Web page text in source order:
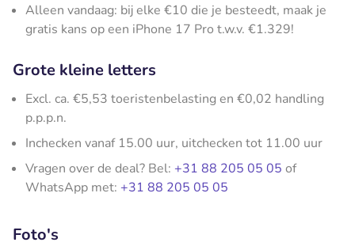
Alleen vandaag: bij elke €10 die je besteedt, maak je
gratis kans op een iPhone 17 Pro t.w.v. €1.329!
Grote kleine letters
Excl. ca. €5,53 toeristenbelasting en €0,02 handling
p.p.p.n.
Inchecken vanaf 15.00 uur, uitchecken tot 11.00 uur
Vragen over de deal? Bel: +31 88 205 05 05 of
WhatsApp met: +31 88 205 05 05
Foto's